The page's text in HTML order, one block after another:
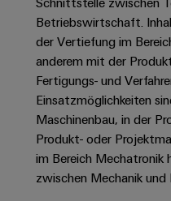
Lösungen
für
verschiedene
Segmente
der
Maschinen
und
Fabrikautomation
Öl
&
IIoT
&
Automation
Software
Industrial
Analytics
Industrial
Automation
&
Software
Steuerungen
I/O-
Systeme
Reparatur
und
Ersatzteile
Trainings
und
Webinare
PSIRT
and
Automation
Partner
Netzwerk
IIoT
and
Automation
Solution
Termine
Workshops
für
Schulklassen
Betriebswirtschaft.
der Vertiefung im
anderem mit der
Fertigungs- und
Einsatzmöglichkeiten
Maschinenbau, in der
Produkt- oder
im Bereich Mechatronik
zwischen Mechanik und